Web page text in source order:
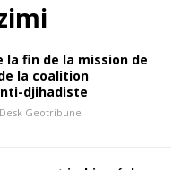
la fin de la mission de
la coalition
djihadiste
Geotribune